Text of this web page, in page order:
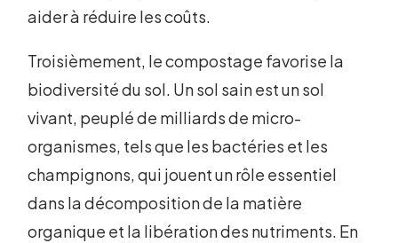
aider à réduire les coûts.
Troisièmement, le compostage favorise la
biodiversité du sol. Un sol sain est un sol
vivant, peuplé de milliards de micro-
organismes, tels que les bactéries et les
champignons, qui jouent un rôle essentiel
dans la décomposition de la matière
organique et la libération des nutriments. En